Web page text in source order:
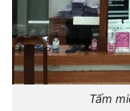
Tấm